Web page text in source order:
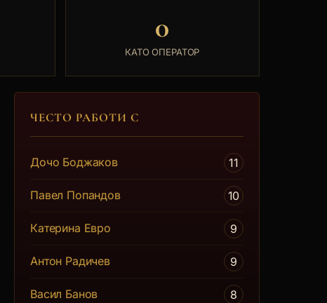
0
КАТО ОПЕРАТОР
ЧЕСТО РАБОТИ С
Дочо Боджаков 11
Павел Попандов 10
Катерина Евро 9
Антон Радичев 9
Васил Банов 8